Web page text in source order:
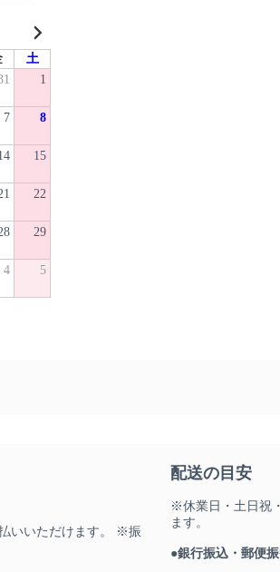
土
1
7 8
15
22
29
4 5
いいただけます。 ※振
配送の目安
※休業日・土日祝
ます。
●銀行振込・郵便